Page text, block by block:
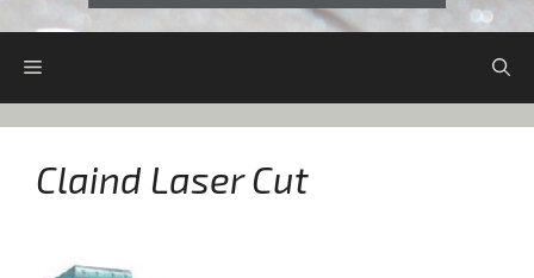
Claind Laser Cut